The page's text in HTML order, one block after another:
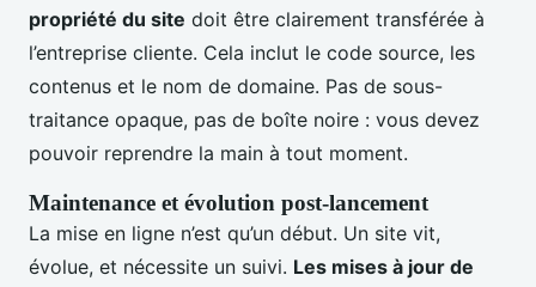
propriété du site doit être clairement transférée à
l’entreprise cliente. Cela inclut le code source, les
contenus et le nom de domaine. Pas de sous-
traitance opaque, pas de boîte noire : vous devez
pouvoir reprendre la main à tout moment.
Maintenance et évolution post-lancement
La mise en ligne n’est qu’un début. Un site vit,
évolue, et nécessite un suivi. Les mises à jour de